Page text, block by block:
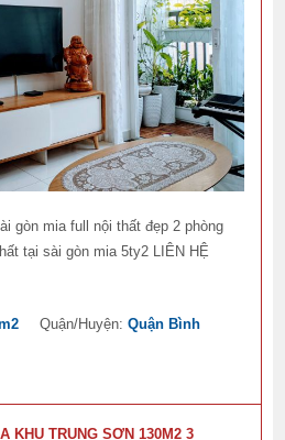
gòn mia full nội thất đẹp 2 phòng
tại sài gòn mia 5ty2 LIÊN HỆ
Quận/Huyện:Quận Bình
KHU TRUNG SƠN 130M2 3